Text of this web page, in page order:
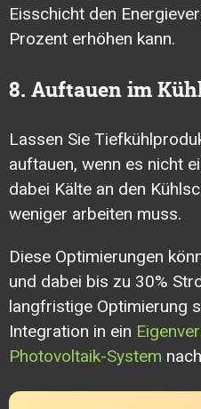
Eisschicht den
Prozent erhöhen kann.
8. Auftauen im
Lassen Sie
auftauen, wenn es nicht
dabei Kälte an den
weniger arbeiten muss.
Diese Optimierungen
und dabei bis zu 30%
langfristige Optimierung
Integration in ein
Photovoltaik-System